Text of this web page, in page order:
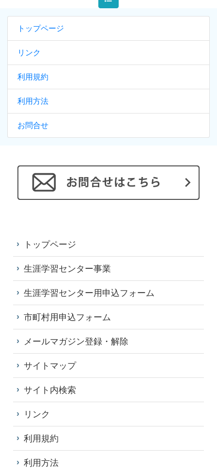
トップページ
リンク
利用規約
利用方法
お問合せ
トップページ
生涯学習センター事業
生涯学習センター用申込フォーム
市町村用申込フォーム
メールマガジン登録・解除
サイトマップ
サイト内検索
リンク
利用規約
利用方法